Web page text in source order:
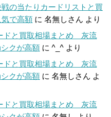
の当たりカードリストと買
で高額 に 名無しさん より
ドと買取相場まとめ 灰流
クが高額 に ^_^ より
ドと買取相場まとめ 灰流
クが高額 に 名無しさん よ
ドと買取相場まとめ 灰流